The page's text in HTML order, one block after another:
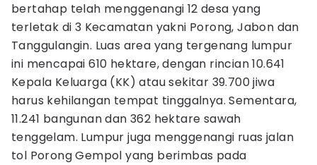
bertahap telah menggenangi 12 desa yang
terletak di 3 Kecamatan yakni Porong, Jabon dan
Tanggulangin. Luas area yang tergenang lumpur
ini mencapai 610 hektare, dengan rincian 10.641
Kepala Keluarga (KK) atau sekitar 39.700 jiwa
harus kehilangan tempat tinggalnya. Sementara,
11.241 bangunan dan 362 hektare sawah
tenggelam. Lumpur juga menggenangi ruas jalan
tol Porong Gempol yang berimbas pada